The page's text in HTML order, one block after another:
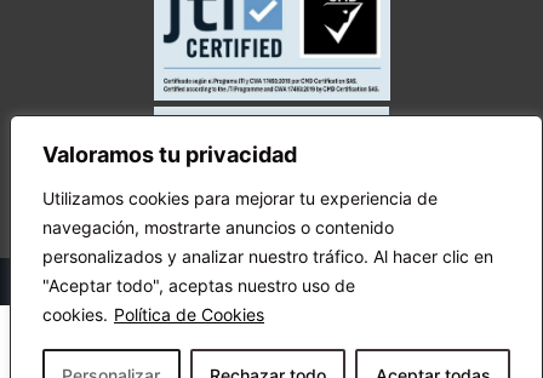
Valoramos tu privacidad
Utilizamos cookies para mejorar tu experiencia de
navegación, mostrarte anuncios o contenido
personalizados y analizar nuestro tráfico. Al hacer clic en
"Aceptar todo", aceptas nuestro uso de
cookies. Política de Cookies
© Copyright Ecuador Chequea 2025.